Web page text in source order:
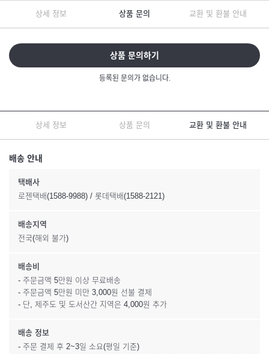
상세 정보 상품 문의 교환 및 환불 안내
상품 문의하기
등록된 문의가 없습니다.
상세 정보 상품 문의 교환 및 환불 안내
배송 안내
택배사
로젠택배(1588-9988) / 롯데택배(1588-2121)
배송지역
전국(해외 불가)
배송비
- 주문금액 5만원 이상 무료배송
- 주문금액 5만원 미만 3,000원 선불 결제
- 단, 제주도 및 도서산간 지역은 4,000원 추가
배송 정보
- 주문 결제 후 2~3일 소요(평일 기준)